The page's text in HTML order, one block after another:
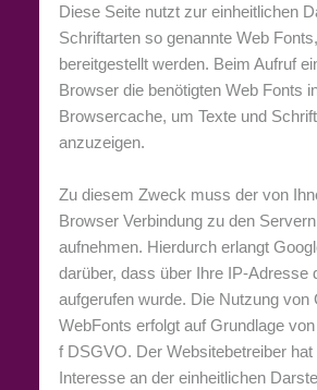
Diese Seite nutzt zur einheitlichen
Schriftarten so genannte Web
bereitgestellt werden. Beim Aufruf
Browser die benötigten Web Fonts
Browsercache, um Texte und
anzuzeigen.
Zu diesem Zweck muss der von
Browser Verbindung zu den
aufnehmen. Hierdurch erlangt
darüber, dass über Ihre IP-Adresse
aufgerufen wurde. Die Nutzung von
WebFonts erfolgt auf Grundlage
f DSGVO. Der Websitebetreiber hat
Interesse an der einheitlichen